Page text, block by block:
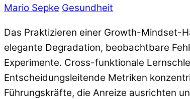
Mario Sepke Gesundheit
Das Praktizieren einer Growth-Mindset-
elegante Degradation, beobachtbare
Experimente. Cross-funktionale
Entscheidungsleitende Metriken
Führungskräfte, die Anreize ausrichten